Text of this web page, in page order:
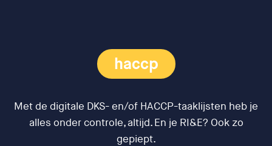
haccp
Met de digitale DKS- en/of HACCP-taaklijsten heb je
alles onder controle, altijd. En je RI&E? Ook zo
gepiept.